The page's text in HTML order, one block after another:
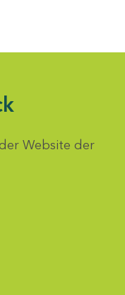
Website der
auswählen